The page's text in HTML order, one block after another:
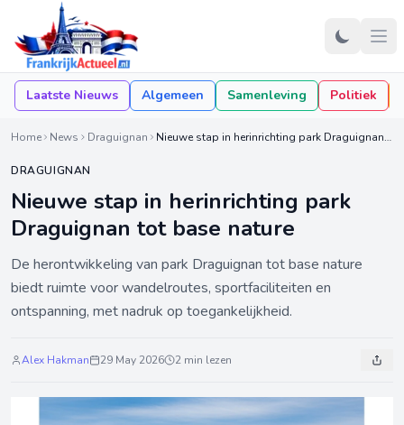
Laatste Nieuws Algemeen Samenleving Politiek
Home News Draguignan Nieuwe stap in herinrichting park Draguignan tot base nature
DRAGUIGNAN
Nieuwe stap in herinrichting park
Draguignan tot base nature
De herontwikkeling van park Draguignan tot base nature
biedt ruimte voor wandelroutes, sportfaciliteiten en
ontspanning, met nadruk op toegankelijkheid.
Alex Hakman 29 May 2026 2 min lezen